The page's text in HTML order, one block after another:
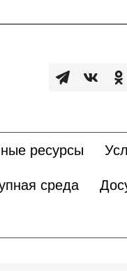
ресурсы
среда